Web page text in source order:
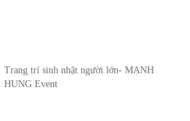
Trang trí sinh nhật người lớn- MẠNH
HUNG Event